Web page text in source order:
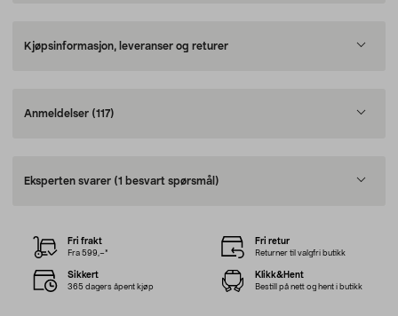
Kjøpsinformasjon, leveranser og returer
Anmeldelser (117)
Eksperten svarer (1 besvart spørsmål)
Fri frakt
Fra 599,–*
Fri retur
Returner til valgfri butikk
Sikkert
365 dagers åpent kjøp
Klikk&Hent
Bestill på nett og hent i butikk